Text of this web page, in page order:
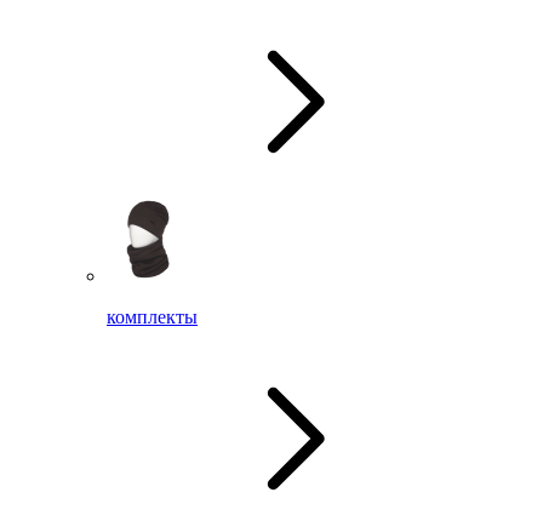
комплекты